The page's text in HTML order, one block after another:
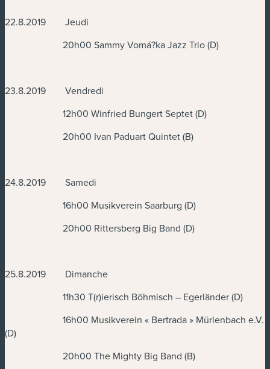
22.8.2019 Jeudi
20h00 Sammy Vomá?ka Jazz Trio (D)
23.8.2019 Vendredi
12h00 Winfried Bungert Septet (D)
20h00 Ivan Paduart Quintet (B)
24.8.2019 Samedi
16h00 Musikverein Saarburg (D)
20h00 Rittersberg Big Band (D)
25.8.2019 Dimanche
11h30 T(r)ierisch Böhmisch – Egerländer (D)
16h00 Musikverein « Bertrada » Mürlenbach e.V.
(D)
20h00 The Mighty Big Band (B)